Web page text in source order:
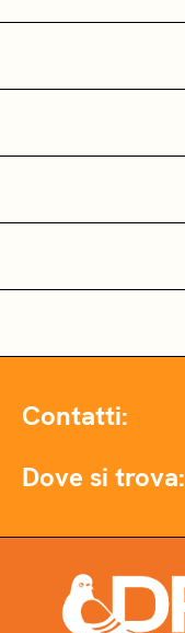
Contatti:
Dove si trova: